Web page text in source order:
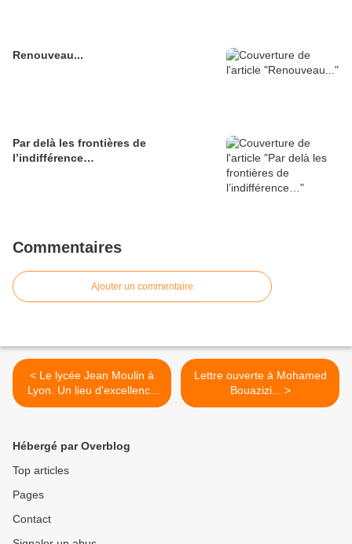
Renouveau...
Par delà les frontières de
l’indifférence…
Commentaires
Ajouter un commentaire
< Le lycée Jean Moulin à
Lyon. Un lieu d'excellence
menacé de fermeture
Lettre ouverte à Mohamed
Bouazizi... >
Hébergé par Overblog
Top articles
Pages
Contact